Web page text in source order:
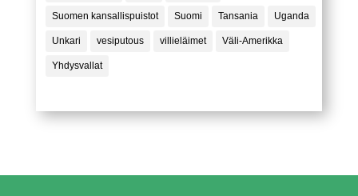
Suomen kansallispuistot Suomi Tansania Uganda
Unkari vesiputous villieläimet Väli-Amerikka
Yhdysvallat